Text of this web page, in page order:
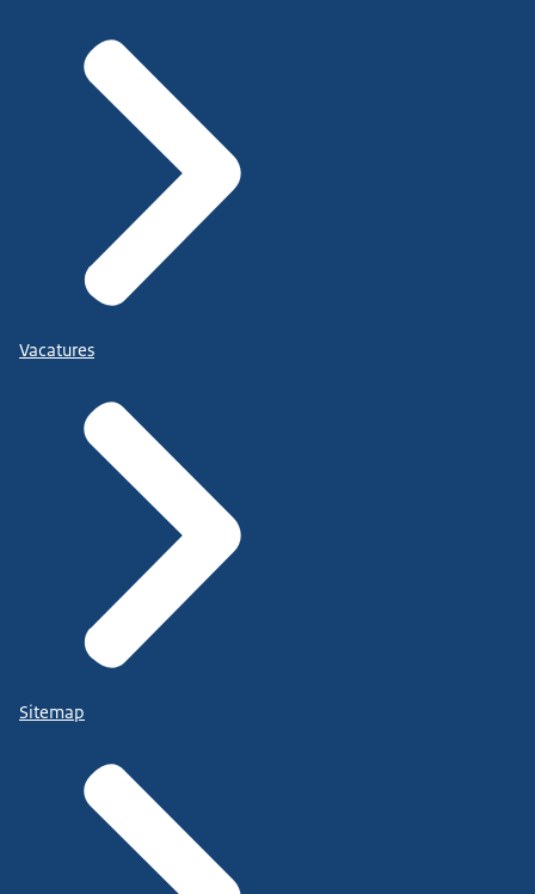
Vacatures
Sitemap